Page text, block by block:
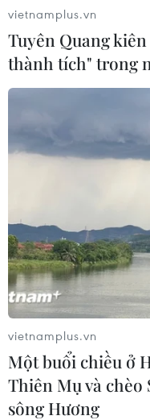
vietnamplus.vn
Tuyên Quang
thành tích" trong
vietnamplus.vn
Một buổi chiều ở
Thiên Mụ và chèo
sông Hương